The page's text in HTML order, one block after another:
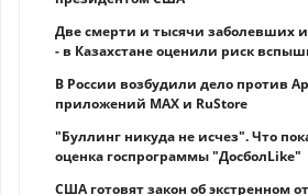
Две смерти и тысячи заболевших
- в Казахстане оценили риск
В России возбудили дело против
приложений MAX и RuStore
"Буллинг никуда не исчез". Что
оценка госпрограммы "ДосболLike"
США готовят закон об экстренном